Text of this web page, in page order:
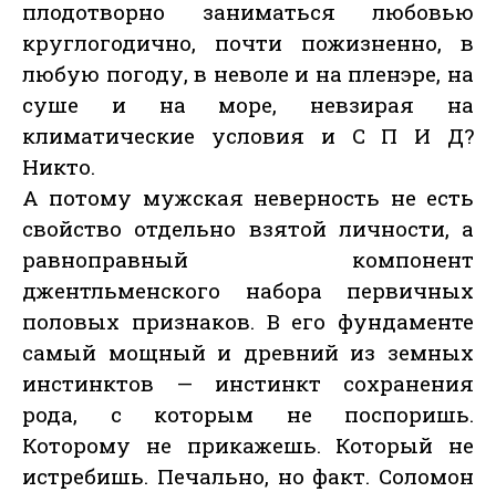
плодотворно заниматься любовью
круглогодично, почти пожизненно, в
любую погоду, в неволе и на пленэре, на
суше и на море, невзирая на
климатические условия и С П И Д?
Никто.
А потому мужская неверность не есть
свойство отдельно взятой личности, а
равноправный компонент
джентльменского набора первичных
половых признаков. В его фундаменте
самый мощный и древний из земных
инстинктов — инстинкт сохранения
рода, с которым не поспоришь.
Которому не прикажешь. Который не
истребишь. Печально, но факт. Соломон